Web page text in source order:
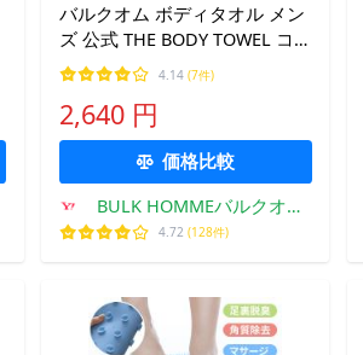
バルクオム ボディタオル メン
ズ 公式 THE BODY TOWEL コッ
トン 垢すり 泡立ち 日本製 体
洗い
4.14(7件)
2,640 円
価格比較
BULK HOMMEバルクオム
公式ショップ
4.72 (128件)